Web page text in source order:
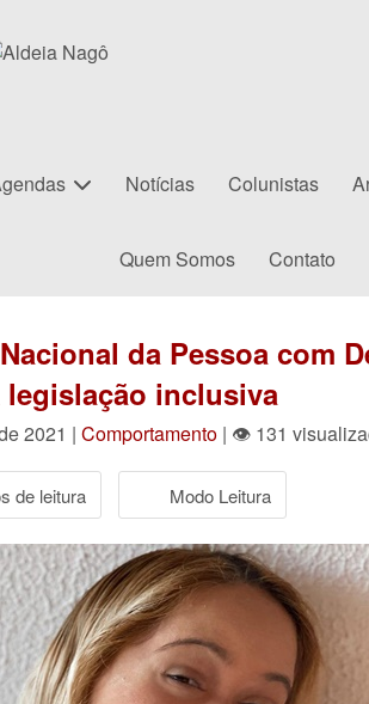
Notícias Colunistas
Quem Somos Contato
da Pessoa com
legislação inclusiva
2021 | Comportamento | 👁 131
de leitura Modo Leitura